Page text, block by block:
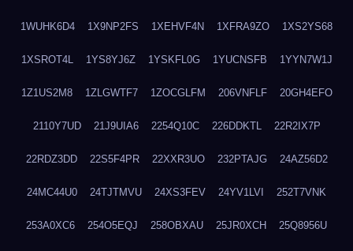
1WUHK6D4 1X9NP2FS 1XEHVF4N 1XFRA9ZO 1XS2YS68
1XSROT4L 1YS8YJ6Z 1YSKFL0G 1YUCNSFB 1YYN7W1J
1Z1US2M8 1ZLGWTF7 1ZOCGLFM 206VNFLF 20GH4EFO
2110Y7UD 21J9UIA6 2254Q10C 226DDKTL 22R2IX7P
22RDZ3DD 22S5F4PR 22XXR3UO 232PTAJG 24AZ56D2
24MC44U0 24TJTMVU 24XS3FEV 24YV1LVI 252T7VNK
253A0XC6 254O5EQJ 258OBXAU 25JR0XCH 25Q8956U